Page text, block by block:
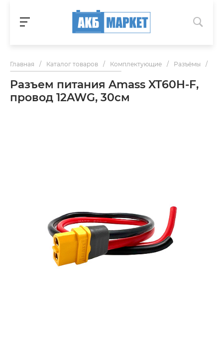
Главная / Каталог товаров / Комплектующие / Разъёмы /
Разъем питания Amass XT60H-F,
провод 12AWG, 30см